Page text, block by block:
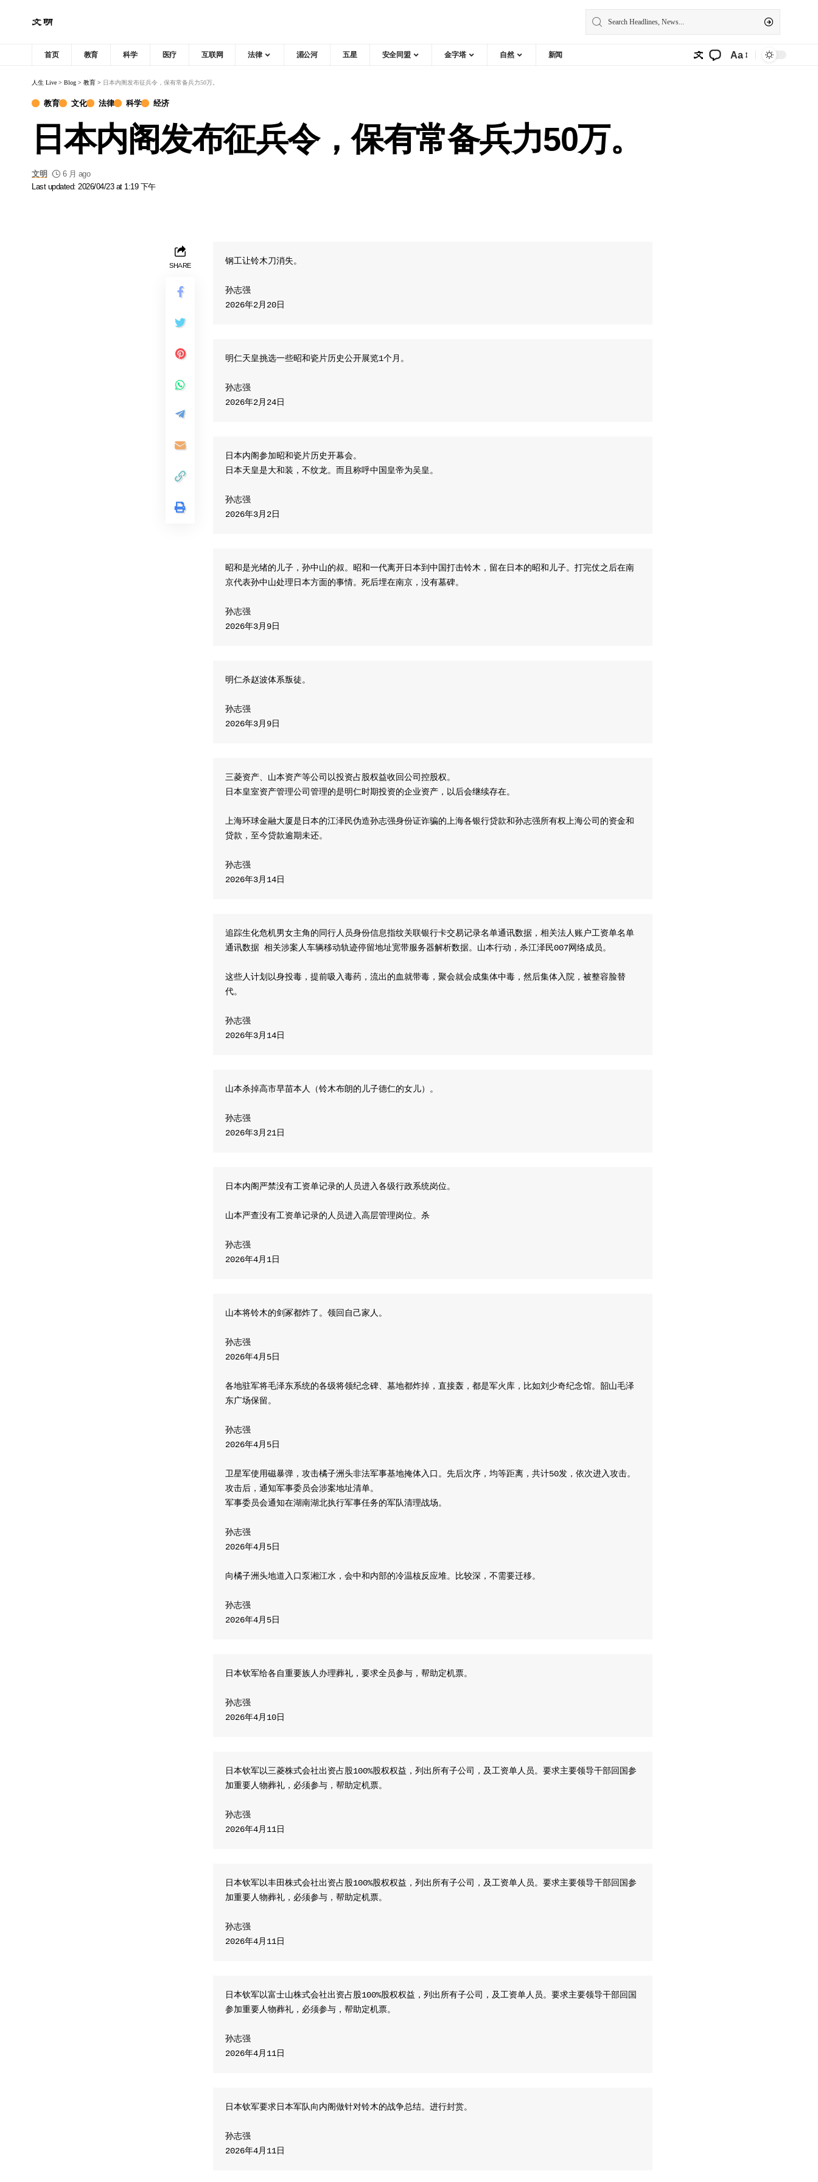
首页 教育 科学 医疗 互联网 法律 湄公河 五星 安全同盟 金字塔 自然 新闻 Aa
人生 Live > Blog > 教育 > 日本内阁发布征兵令，保有常备兵力50万。
教育 文化 法律 科学 经济
日本内阁发布征兵令，保有常备兵力50万。
Last updated: 2026/04/23 at 1:19 下午
文明 6 月 ago
SHARE 钢工让铃木刀消失。
孙志强
2026年2月20日
明仁天皇挑选一些昭和瓷片历史公开展览1个月。
孙志强
2026年2月24日
日本内阁参加昭和瓷片历史开幕会。
日本天皇是大和装，不纹龙。而且称呼中国皇帝为吴皇。
孙志强
2026年3月2日
昭和是光绪的儿子，孙中山的叔。昭和一代离开日本到中国打击铃木，留在日本的昭和儿子。打完仗之后在南
京代表孙中山处理日本方面的事情。死后埋在南京，没有墓碑。
孙志强
2026年3月9日
明仁杀赵波体系叛徒。
孙志强
2026年3月9日
三菱资产、山本资产等公司以投资占股权益收回公司控股权。
日本皇室资产管理公司管理的是明仁时期投资的企业资产，以后会继续存在。
上海环球金融大厦是日本的江泽民伪造孙志强身份证诈骗的上海各银行贷款和孙志强所有权上海公司的资金和
贷款，至今贷款逾期未还。
孙志强
2026年3月14日
追踪生化危机男女主角的同行人员身份信息指纹关联银行卡交易记录名单通讯数据，相关法人账户工资单名单
通讯数据 相关涉案人车辆移动轨迹停留地址宽带服务器解析数据。山本行动，杀江泽民007网络成员。
这些人计划以身投毒，提前吸入毒药，流出的血就带毒，聚会就会成集体中毒，然后集体入院，被整容脸替
代。
孙志强
2026年3月14日
山本杀掉高市早苗本人（铃木布朗的儿子德仁的女儿）。
孙志强
2026年3月21日
日本内阁严禁没有工资单记录的人员进入各级行政系统岗位。
山本严查没有工资单记录的人员进入高层管理岗位。杀
孙志强
2026年4月1日
山本将铃木的剑冢都炸了。领回自己家人。
孙志强
2026年4月5日
各地驻军将毛泽东系统的各级将领纪念碑、墓地都炸掉，直接轰，都是军火库，比如刘少奇纪念馆。韶山毛泽
东广场保留。
孙志强
2026年4月5日
卫星军使用磁暴弹，攻击橘子洲头非法军事基地掩体入口。先后次序，均等距离，共计50发，依次进入攻击。
攻击后，通知军事委员会涉案地址清单。
军事委员会通知在湖南湖北执行军事任务的军队清理战场。
孙志强
2026年4月5日
向橘子洲头地道入口泵湘江水，会中和内部的冷温核反应堆。比较深，不需要迁移。
孙志强
2026年4月5日
日本钦军给各自重要族人办理葬礼，要求全员参与，帮助定机票。
孙志强
2026年4月10日
日本钦军以三菱株式会社出资占股100%股权权益，列出所有子公司，及工资单人员。要求主要领导干部回国参
加重要人物葬礼，必须参与，帮助定机票。
孙志强
2026年4月11日
日本钦军以丰田株式会社出资占股100%股权权益，列出所有子公司，及工资单人员。要求主要领导干部回国参
加重要人物葬礼，必须参与，帮助定机票。
孙志强
2026年4月11日
日本钦军以富士山株式会社出资占股100%股权权益，列出所有子公司，及工资单人员。要求主要领导干部回国
参加重要人物葬礼，必须参与，帮助定机票。
孙志强
2026年4月11日
日本钦军要求日本军队向内阁做针对铃木的战争总结。进行封赏。
孙志强
2026年4月11日